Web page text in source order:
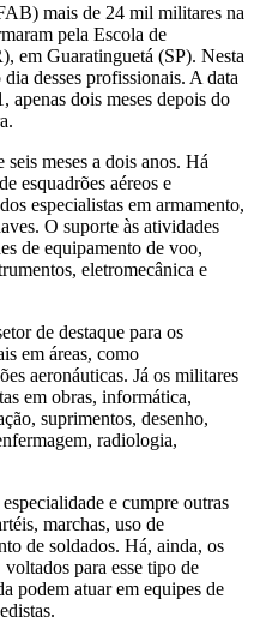
mais de 24 mil militares na
pela Escola de
em Guaratinguetá (SP). Nesta
desses profissionais. A data
dois meses depois do
meses a dois anos. Há
esquadrões aéreos e
especialistas em armamento,
O suporte às atividades
de equipamento de voo,
eletromecânica e
de destaque para os
em áreas, como
aeronáuticas. Já os militares
em obras, informática,
suprimentos, desenho,
radiologia,
e cumpre outras
marchas, uso de
de soldados. Há, ainda, os
para esse tipo de
podem atuar em equipes de